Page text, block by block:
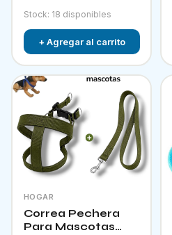
Stock: 18 disponibles
+ Agregar al carrito
HOGAR
Correa Pechera
Para Mascotas